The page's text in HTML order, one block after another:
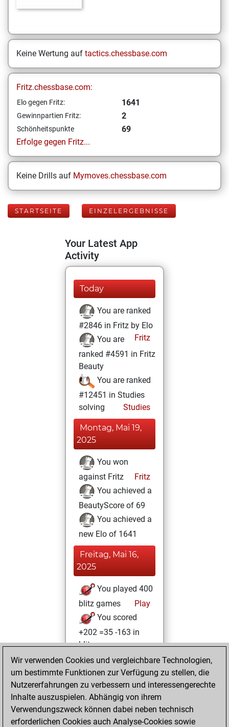
Keine Wertung auf tactics.chessbase.com
Fritz.chessbase.com:
Elo gegen Fritz: 1641
Gewinnpartien Fritz: 2
Schönheitspunkte
69
Erfolge gegen Fritz...
Keine Drills auf Mymoves.chessbase.com
STARTSEITE EINZELERGEBNISSE
Your Latest App
Activity
Today
You are ranked
#2846 in Fritz by Elo
Fritz
You are
ranked #4591 in Fritz
Beauty
You are ranked
#12451 in Studies
solving
Studies
Montag, Mai 19,
2025
You won
against Fritz
Fritz
You achieved a
BeautyScore of 69
You achieved a
new Elo of 1641
Freitag, Mai 16,
2025
You played 400
blitz games
Play
You scored
+202 =35 -163 in
blitz
Sonntag, Juni 5,
2022
You created
your Studies account
Wir verwenden Cookies und vergleichbare Technologien,
um bestimmte Funktionen zur Verfügung zu stellen, die
Nutzererfahrungen zu verbessern und interessengerechte
Inhalte auszuspielen. Abhängig von ihrem
Verwendungszweck können dabei neben technisch
erforderlichen Cookies auch Analyse-Cookies sowie